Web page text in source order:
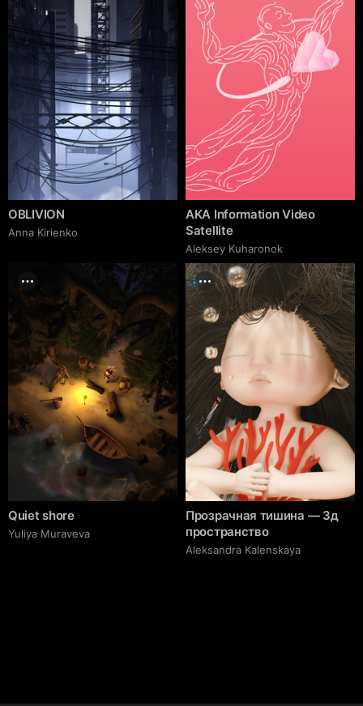
OBLIVION
Anna Kirienko
AKA Information Video
Satellite
Aleksey Kuharonok
Quiet shore
Yuliya Muraveva
Прозрачная тишина — 3д
пространство
Aleksandra Kalenskaya